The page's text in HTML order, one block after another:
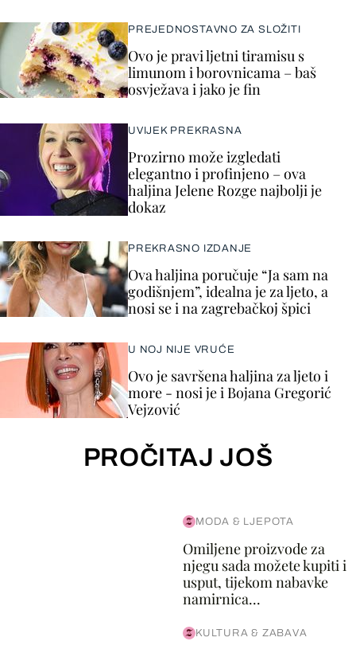
PREJEDNOSTAVNO ZA SLOŽITI
Ovo je pravi ljetni tiramisu s
limunom i borovnicama – baš
osvježava i jako je fin
UVIJEK PREKRASNA
Prozirno može izgledati
elegantno i profinjeno – ova
haljina Jelene Rozge najbolji je
dokaz
PREKRASNO IZDANJE
Ova haljina poručuje “Ja sam na
godišnjem”, idealna je za ljeto, a
nosi se i na zagrebačkoj špici
U NOJ NIJE VRUĆE
Ovo je savršena haljina za ljeto i
more - nosi je i Bojana Gregorić
Vejzović
PROČITAJ JOŠ
MODA & LJEPOTA
Omiljene proizvode za
njegu sada možete kupiti i
usput, tijekom nabavke
namirnica...
KULTURA & ZABAVA